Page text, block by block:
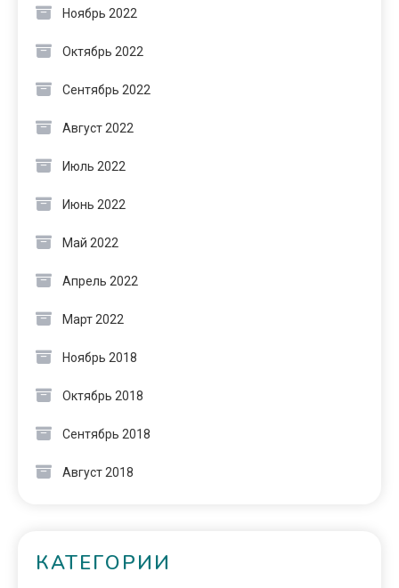
Ноябрь 2022
Октябрь 2022
Сентябрь 2022
Август 2022
Июль 2022
Июнь 2022
Май 2022
Апрель 2022
Март 2022
Ноябрь 2018
Октябрь 2018
Сентябрь 2018
Август 2018
КАТЕГОРИИ